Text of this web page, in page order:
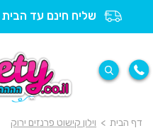
שליח חינם עד הבית
דף הבית > וילון קישוט פרנזים ירוק